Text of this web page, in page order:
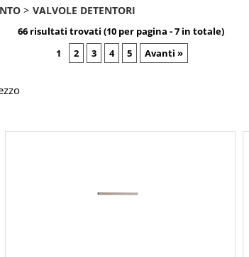
VALVOLE DETENTORI
66 risultati trovati (10 per pagina - 7 in totale)
1
2 3 4 5 Avanti »